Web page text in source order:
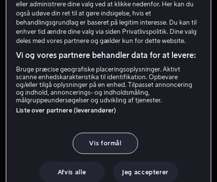
A Christmas Story
7.9 Komedie Familiefilm 1983
1 t. 29 min
7 år
HD
Lej 59 kr
Køb 109 kr
Cleveland, og 9-årige Ralphie ønsker sig en ting af
eller administrere dine valg ved at klikke nedenfor. Her kan du
også udøve din ret til at gøre indsigelse, hvis et
behandlingsgrundlag er baseret på legitim interesse. Du kan til
enhver tid ændre dine valg via siden Privatlivspolitik. Dine valg
deles med vores partnere og gælder kun for dette website.
Vi og vores partnere behandler data for at levere:
Bruge præcise geografiske placeringsoplysninger. Aktivt
scanne enhedskarakteristika til identifikation. Opbevare
og/eller tilgå oplysninger på en enhed. Tilpasset annoncering
og indhold, annoncerings- og indholdsmåling,
målgruppeundersøgelser og udvikling af tjenester.
Liste over partnere (leverandører)
Vis formål
Afvis alle Jeg accepterer